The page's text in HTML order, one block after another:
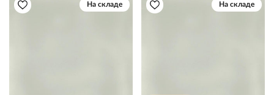
На складе На складе